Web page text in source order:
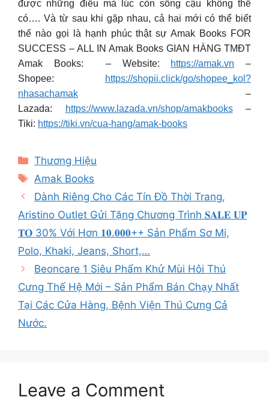
được những điều mà lúc còn sống cậu không thể
có…. Và từ sau khi gặp nhau, cả hai mới có thể biết
thế nào gọi là hạnh phúc thật sự Amak Books FOR
SUCCESS – ALL IN Amak Books GIAN HÀNG TMĐT
Amak Books: – Website: https://amak.vn –
Shopee:
https://shopii.click/go/shopee_kol?
nhasachamak –
Lazada:
https://www.lazada.vn/shop/amakbooks–
Tiki: https://tiki.vn/cua-hang/amak-books
Categories
Thương Hiệu
Tags
Amak Books
Dành Riêng Cho Các Tín Đồ Thời Trang,
Aristino Outlet Gửi Tặng Chương Trình 𝐒𝐀𝐋𝐄 𝐔𝐏
𝐓𝐎 30% Với Hơn 𝟏𝟎.𝟎𝟎𝟎++ Sản Phẩm Sơ Mi,
Polo, Khaki, Jeans, Short,…
Beoncare 1 Siêu Phẩm Khử Mùi Hôi Thú
Cưng Thế Hệ Mới – Sản Phẩm Bán Chạy Nhất
Tại Các Cửa Hàng, Bệnh Viện Thú Cưng Cả
Nước.
Leave a Comment